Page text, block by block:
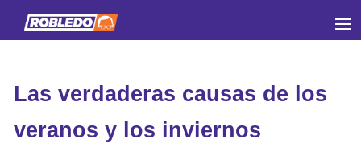
Las verdaderas causas de los
veranos y los inviernos